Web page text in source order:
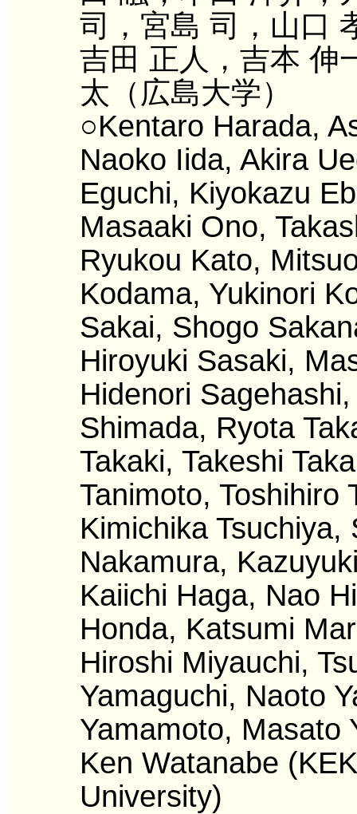
司，宮島 司，山口
吉田 正人，吉本 伸
太（広島大学）
○Kentaro Harada,
Naoko Iida, Akira
Eguchi, Kiyokazu
Masaaki Ono,
Ryukou Kato,
Kodama, Yukinori
Sakai, Shogo
Hiroyuki Sasaki,
Hidenori
Shimada, Ryota
Takaki, Takeshi
Tanimoto, Toshihiro
Kimichika
Nakamura,
Kaiichi Haga, Nao
Honda, Katsumi
Hiroshi Miyauchi,
Yamaguchi, Naoto
Yamamoto, Masato
Ken Watanabe
University)